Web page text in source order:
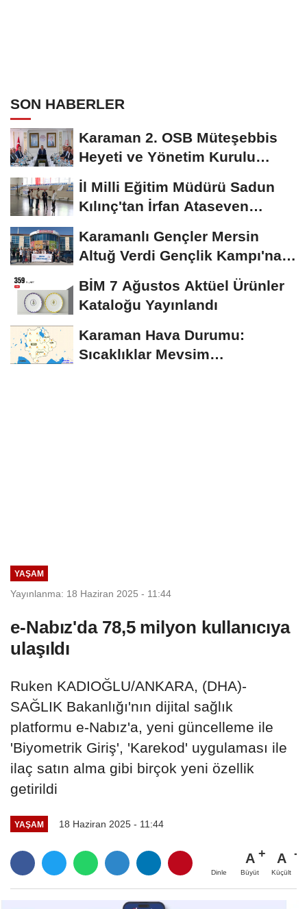
SON HABERLER
Karaman 2. OSB Müteşebbis
Heyeti ve Yönetim Kurulu
Toplantısı Gerçekleştirildi
İl Milli Eğitim Müdürü Sadun
Kılınç'tan İrfan Ataseven
Karamanlı Gençler Mersin
Altuğ Verdi Gençlik Kampı'na
Uğurlandı
BİM 7 Ağustos Aktüel Ürünler
Kataloğu Yayınlandı
Karaman Hava Durumu:
Sıcaklıklar Mevsim
YAŞAM
Yayınlanma: 18 Haziran 2025 - 11:44
e-Nabız'da 78,5 milyon kullanıcıya
ulaşıldı
Ruken KADIOĞLU/ANKARA, (DHA)-
SAĞLIK Bakanlığı'nın dijital sağlık
platformu e-Nabız'a, yeni güncelleme ile
'Biyometrik Giriş', 'Karekod' uygulaması ile
ilaç satın alma gibi birçok yeni özellik
getirildi
YAŞAM 18 Haziran 2025 - 11:44
Dinle
A
Büyüt
A
Küçült